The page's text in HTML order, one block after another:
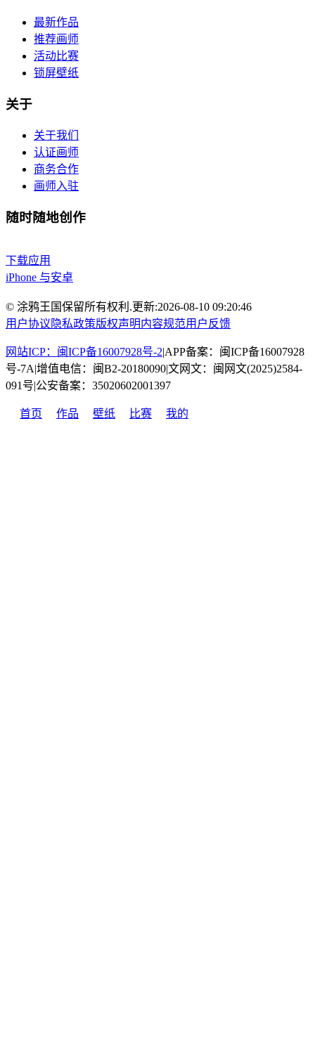
最新作品
推荐画师
活动比赛
锁屏壁纸
关于
关于我们
认证画师
商务合作
画师入驻
随时随地创作
下载应用
iPhone 与安卓
© 涂鸦王国保留所有权利.更新:2026-08-10 09:20:46
用户协议 隐私政策版权声明内容规范用户反馈
网站ICP：闽ICP备16007928号-2|APP备案：闽ICP备16007928
号-7A|增值电信：闽B2-20180090|文网文：闽网文(2025)2584-
091号|公安备案：35020602001397
首页 作品 壁纸 比赛 我的